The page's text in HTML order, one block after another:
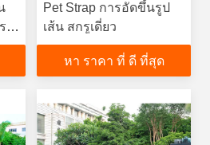
Pet Strap การอัดขึ้นรูป
เส้น สกรูเดี่ยว
หา ราคา ที่ ดี ที่สุด